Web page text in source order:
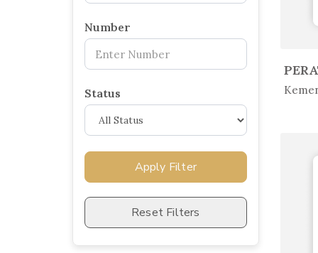
Number
Status
Apply Filter
Reset Filters
In